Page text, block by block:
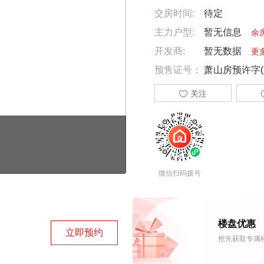
交房时间:
待定
主力户型:
暂无信息 余
开发商: 暂无数据 更
预售证号： 萧山房预许字
 关注
微信扫码拨号
立即预约
楼盘优惠
抢先获取专属